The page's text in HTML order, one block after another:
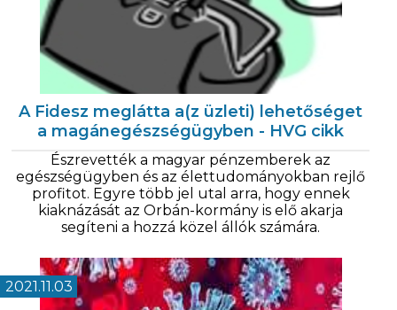
A Fidesz meglátta a(z üzleti) lehetőséget
a magánegészségügyben - HVG cikk
Észrevették a magyar pénzemberek az
egészségügyben és az élettudományokban rejlő
profitot. Egyre több jel utal arra, hogy ennek
kiaknázását az Orbán-kormány is elő akarja
segíteni a hozzá közel állók számára.
2021.11.03